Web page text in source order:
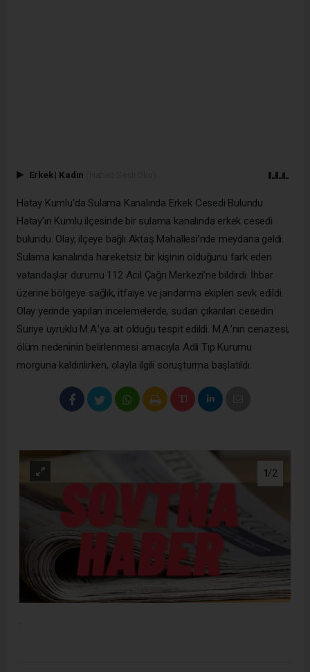
Erkek | Kadın
Hatay Kumlu’da Sulama Kanalında Erkek Cesedi Bulundu
Hatay’ın Kumlu ilçesinde bir sulama kanalında erkek cesedi
bulundu. Olay, ilçeye bağlı Aktaş Mahallesi’nde meydana geldi.
Sulama kanalında hareketsiz bir kişinin olduğunu fark eden
vatandaşlar durumu 112 Acil Çağrı Merkezi’ne bildirdi. İhbar
üzerine bölgeye sağlık, itfaiye ve jandarma ekipleri sevk edildi.
Olay yerinde yapılan incelemelerde, sudan çıkarılan cesedin
Suriye uyruklu M.A.’ya ait olduğu tespit edildi. M.A.’nın cenazesi,
ölüm nedeninin belirlenmesi amacıyla Adli Tıp Kurumu
morguna kaldırılırken, olayla ilgili soruşturma başlatıldı.
1/2